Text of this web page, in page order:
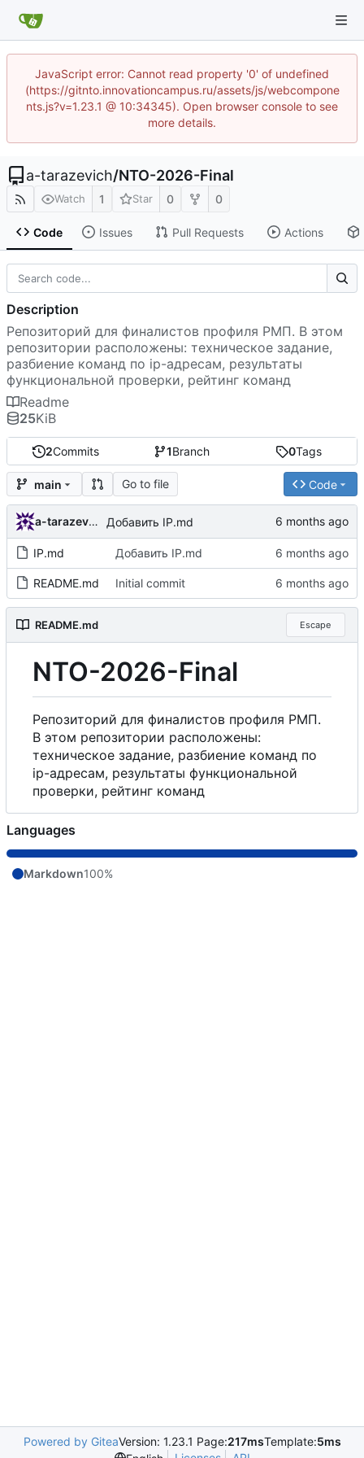
JavaScript error: Cannot read property '0' of undefined
(https://gitnto.innovationcampus.ru/assets/js/webcompone
nts.js?v=1.23.1 @ 10:34345). Open browser console to see
more details.
a-tarazevich/NTO-2026-Final
Watch 1 Star 0 0
Code Issues Pull Requests Actions
2Commits 1Branch 0Tags
main Go to file Code
a-tarazevich Добавить IP.md
IP.md Добавить IP.md
README.md Initial commit
README.md Escape
NTO-2026-Final
Репозиторий для финалистов профиля РМП.
В этом репозитории расположены:
техническое задание, разбиение команд по
ip-адресам, результаты функциональной
проверки, рейтинг команд
Description
Репозиторий для финалистов профиля РМП. В этом
репозитории расположены: техническое задание,
разбиение команд по ip-адресам, результаты
функциональной проверки, рейтинг команд
Readme
25KiB
Languages
Markdown100%
Powered by GiteaVersion: 1.23.1 Page:217msTemplate:5ms